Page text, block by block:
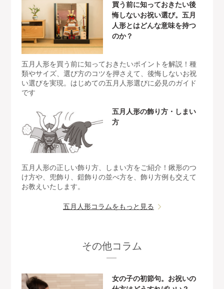
買う前に知っておきたい後
悔しないお祝い選び。五月
人形とはどんな意味を持つ
のか？
五月人形を買う前に知っておきたいポイントを解説！種
類やサイズ、選び方のコツを押さえて、後悔しないお祝
い選びを実現。はじめての五月人形選びに必見のガイド
です
五月人形の飾り方・しまい
方
五月人形の正しい飾り方、しまい方をご紹介！鍬形のつ
け方や、兜飾り、鎧飾りの並べ方を、飾り方例も交えて
お教えいたします。
五月人形コラムをもっと見る
その他コラム
女の子の初節句。お祝いの